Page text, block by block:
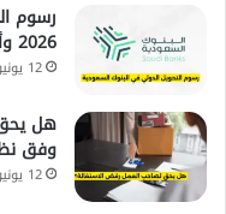
رسوم
2026 وأهم العوامل المؤثرة عليها
12 يونيو، 2026
هل يحق
وفق
12 يونيو، 2026